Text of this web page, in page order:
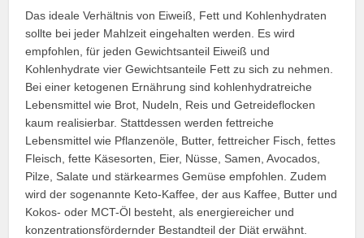
Das ideale Verhältnis von Eiweiß, Fett und Kohlenhydraten
sollte bei jeder Mahlzeit eingehalten werden. Es wird
empfohlen, für jeden Gewichtsanteil Eiweiß und
Kohlenhydrate vier Gewichtsanteile Fett zu sich zu nehmen.
Bei einer ketogenen Ernährung sind kohlenhydratreiche
Lebensmittel wie Brot, Nudeln, Reis und Getreideflocken
kaum realisierbar. Stattdessen werden fettreiche
Lebensmittel wie Pflanzenöle, Butter, fettreicher Fisch, fettes
Fleisch, fette Käsesorten, Eier, Nüsse, Samen, Avocados,
Pilze, Salate und stärkearmes Gemüse empfohlen. Zudem
wird der sogenannte Keto-Kaffee, der aus Kaffee, Butter und
Kokos- oder MCT-Öl besteht, als energiereicher und
konzentrationsfördernder Bestandteil der Diät erwähnt.